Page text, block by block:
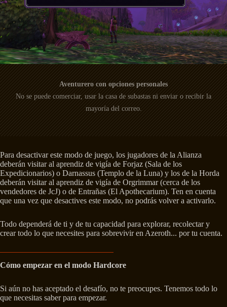
Aventurero con opciones personales
No se puede comerciar, usar la casa de subastas ni enviar o recibir la
mayoría del correo.
Para desactivar este modo de juego, los jugadores de la Alianza
deberán visitar al aprendiz de vigía de Forjaz (Sala de los
Expedicionarios) o Darnassus (Templo de la Luna) y los de la Horda
deberán visitar al aprendiz de vigía de Orgrimmar (cerca de los
vendedores de JcJ) o de Entrañas (El Apothecarium). Ten en cuenta
que una vez que desactives este modo, no podrás volver a activarlo.
Todo dependerá de ti y de tu capacidad para explorar, recolectar y
crear todo lo que necesites para sobrevivir en Azeroth... por tu cuenta.
Cómo empezar en el modo Hardcore
Si aún no has aceptado el desafío, no te preocupes. Tenemos todo lo
que necesitas saber para empezar.